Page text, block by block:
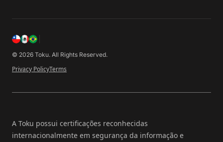
© 2026 Toku. All Rights Reserved.
Privacy PolicyTerms
A Toku possui certificações reconhecidas
internacionalmente em segurança da informação e